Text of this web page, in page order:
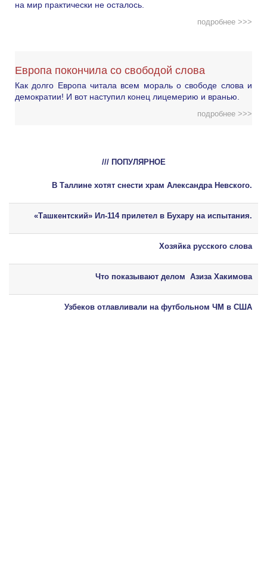
на мир практически не осталось.
подробнее >>>
Европа покончила со свободой слова
Как долго Европа читала всем мораль о свободе слова и
демократии! И вот наступил конец лицемерию и вранью.
подробнее >>>
/// ПОПУЛЯРНОЕ
В Таллине хотят снести храм Александра Невского.
«Ташкентский» Ил-114 прилетел в Бухару на испытания.
Хозяйка русского слова
Что показывают делом Азиза Хакимова
Узбеков отлавливали на футбольном ЧМ в США